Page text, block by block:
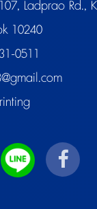
Ladprao Rd.,
10240
0511